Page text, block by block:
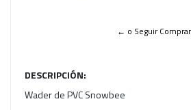
← o Seguir
DESCRIPCIÓN:
Wader de PVC Snowbee